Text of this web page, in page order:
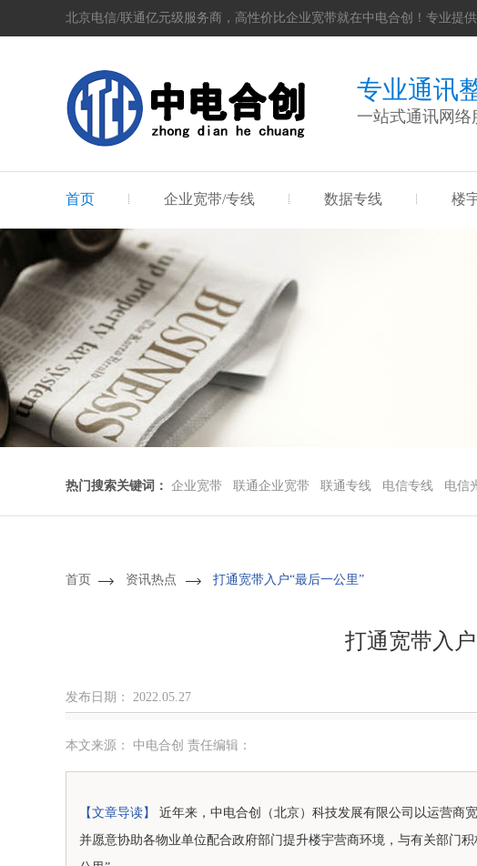
北京电信/联通亿元级服务商，高性价比企业宽带就在中电合创！专业提
专业通讯
一站式通讯网
首页 企业宽带/专线 数据专线 楼
热门搜索关键词： 企业宽带 联通企业宽带 联通专线 电信专线 电信
首页 资讯热点 打通宽带入户“最后一公里”
打通宽带入
发布日期： 2022.05.27
本文来源： 中电合创 责任编辑：
【文章导读】
近年来，中电合创（北京）科技发展有限公司以运营商
并愿意协助各物业单位配合政府部门提升楼宇营商环境，与有关部门